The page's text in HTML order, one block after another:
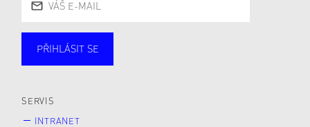
PŘIHLÁSIT SE
SERVIS
INTRANET